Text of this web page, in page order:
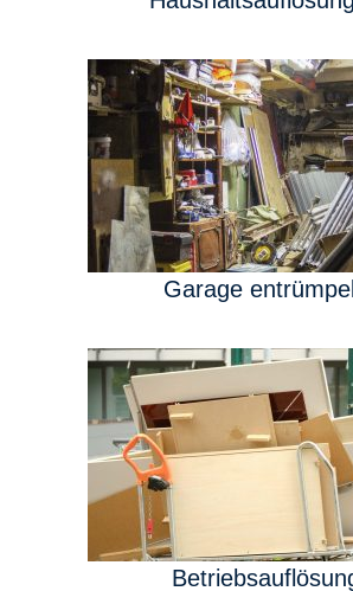
Garage